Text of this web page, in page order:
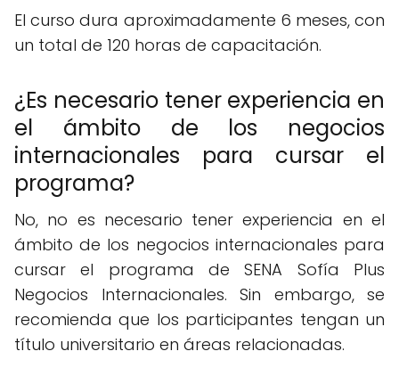
El curso dura aproximadamente 6 meses, con
un total de 120 horas de capacitación.
¿Es necesario tener experiencia en
el ámbito de los negocios
internacionales para cursar el
programa?
No, no es necesario tener experiencia en el
ámbito de los negocios internacionales para
cursar el programa de SENA Sofía Plus
Negocios Internacionales. Sin embargo, se
recomienda que los participantes tengan un
título universitario en áreas relacionadas.